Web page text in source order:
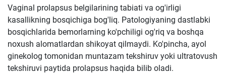
Vaginal prolapsus belgilarining tabiati va og'irligi
kasallikning bosqichiga bog'liq. Patologiyaning dastlabki
bosqichlarida bemorlarning ko'pchiligi og'riq va boshqa
noxush alomatlardan shikoyat qilmaydi. Ko'pincha, ayol
ginekolog tomonidan muntazam tekshiruv yoki ultratovush
tekshiruvi paytida prolapsus haqida bilib oladi.